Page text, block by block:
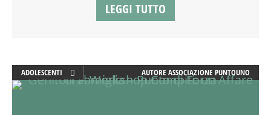
LEGGI TUTTO
ADOLESCENTI
ADULTI
AUTORE ASSOCIAZIONE PUNTOUNO